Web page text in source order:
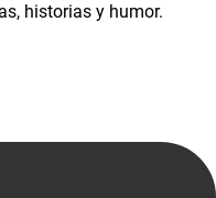
historias y humor.